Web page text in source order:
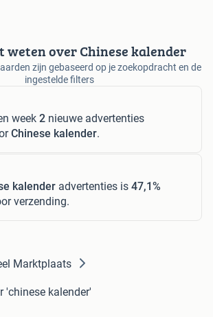
weten over Chinese kalender
zijn gebaseerd op je zoekopdracht en de
ingestelde filters
week 2 nieuwe advertenties
Chinese kalender.
kalender advertenties is 47,1%
verzending.
Marktplaats
'chinese kalender'